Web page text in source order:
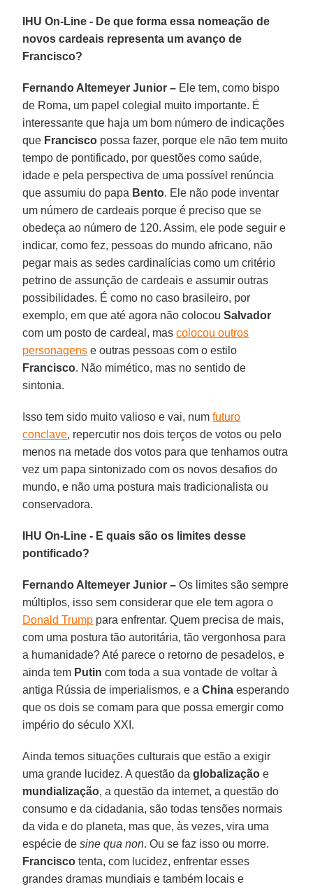
IHU On-Line - De que forma essa nomeação de
novos cardeais representa um avanço de
Francisco?
Fernando Altemeyer Junior – Ele tem, como bispo
de Roma, um papel colegial muito importante. É
interessante que haja um bom número de indicações
que Francisco possa fazer, porque ele não tem muito
tempo de pontificado, por questões como saúde,
idade e pela perspectiva de uma possível renúncia
que assumiu do papa Bento. Ele não pode inventar
um número de cardeais porque é preciso que se
obedeça ao número de 120. Assim, ele pode seguir e
indicar, como fez, pessoas do mundo africano, não
pegar mais as sedes cardinalícias como um critério
petrino de assunção de cardeais e assumir outras
possibilidades. É como no caso brasileiro, por
exemplo, em que até agora não colocouSalvador
com um posto de cardeal, mascolocou outros
personagens e outras pessoas com o estilo
Francisco. Não mimético, mas no sentido de
sintonia.
Isso tem sido muito valioso e vai, numfuturo
conclave, repercutir nos dois terços de votos ou pelo
menos na metade dos votos para que tenhamos outra
vez um papa sintonizado com os novos desafios do
mundo, e não uma postura mais tradicionalista ou
conservadora.
IHU On-Line - E quais são os limites desse
pontificado?
Fernando Altemeyer Junior – Os limites são sempre
múltiplos, isso sem considerar que ele tem agora o
Donald Trump para enfrentar. Quem precisa de mais,
com uma postura tão autoritária, tão vergonhosa para
a humanidade? Até parece o retorno de pesadelos, e
ainda tem Putin com toda a sua vontade de voltar à
antiga Rússia de imperialismos, e aChina esperando
que os dois se comam para que possa emergir como
império do século XXI.
Ainda temos situações culturais que estão a exigir
uma grande lucidez. A questão daglobalização e
mundialização, a questão da internet, a questão do
consumo e da cidadania, são todas tensões normais
da vida e do planeta, mas que, às vezes, vira uma
espécie desine qua non. Ou se faz isso ou morre.
Francisco tenta, com lucidez, enfrentar esses
grandes dramas mundiais e também locais e